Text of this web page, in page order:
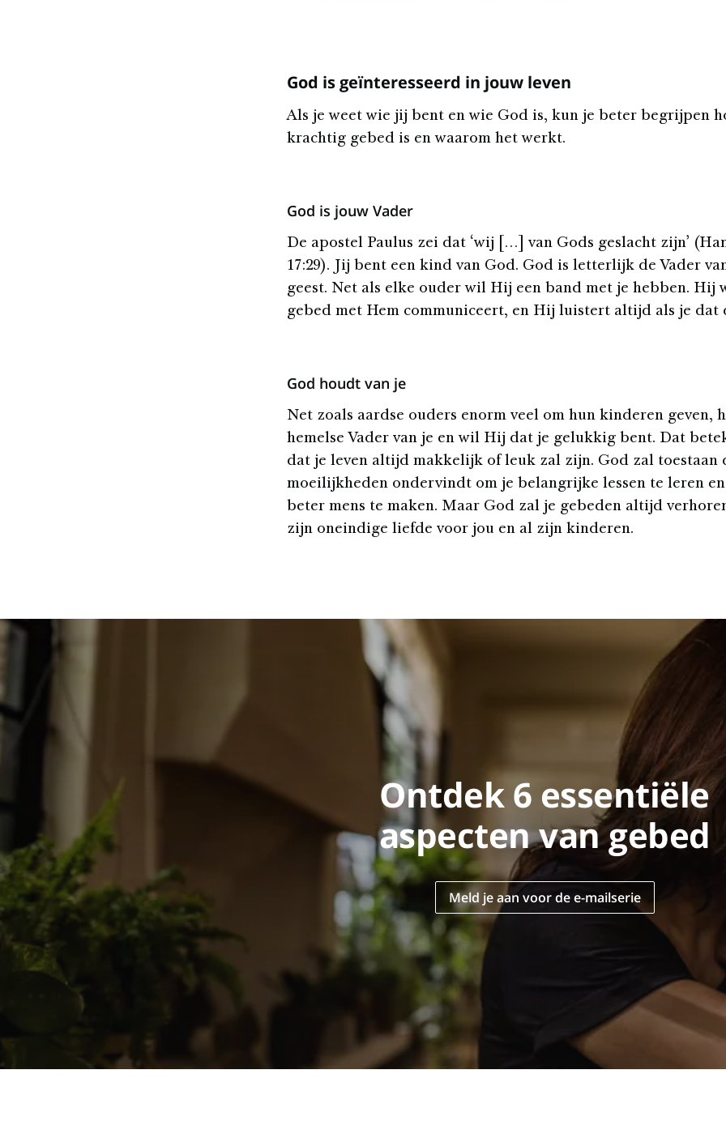
God is geïnteresseerd in jouw leven
Als je weet wie jij bent en wie God is, kun je beter begrijpen
krachtig gebed is en waarom het werkt.
God is jouw Vader
De apostel Paulus zei dat ‘wij […] van Gods geslacht zijn’
17:29). Jij bent een kind van God. God is letterlijk de Vader
geest. Net als elke ouder wil Hij een band met je hebben. Hij
gebed met Hem communiceert, en Hij luistert altijd als je dat
God houdt van je
Net zoals aardse ouders enorm veel om hun kinderen geven,
hemelse Vader van je en wil Hij dat je gelukkig bent. Dat
dat je leven altijd makkelijk of leuk zal zijn. God zal toestaan
moeilijkheden ondervindt om je belangrijke lessen te leren en
beter mens te maken. Maar God zal je gebeden altijd
zijn oneindige liefde voor jou en al zijn kinderen.
Ontdek 6 essentiële
aspecten van gebed
Meld je aan voor de e-mailserie